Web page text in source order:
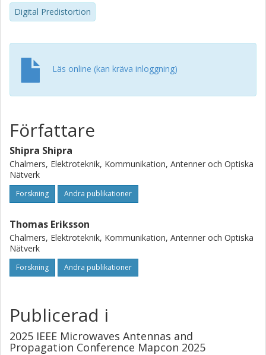
square error (NMSE) and adjacent channel power ratio
(ACPR), while significantly reducing computational
polynomial (GMP), vector-switched GMP (VS-GMP), and
standalone BAPS models.
Digital Predistortion
Läs online (kan kräva inloggning)
Författare
Shipra Shipra
Chalmers, Elektroteknik, Kommunikation, Antenner och Optiska
Nätverk
Forskning Andra publikationer
Thomas Eriksson
Chalmers, Elektroteknik, Kommunikation, Antenner och Optiska
Nätverk
Forskning Andra publikationer
Publicerad i
2025 IEEE Microwaves Antennas and
Propagation Conference Mapcon 2025